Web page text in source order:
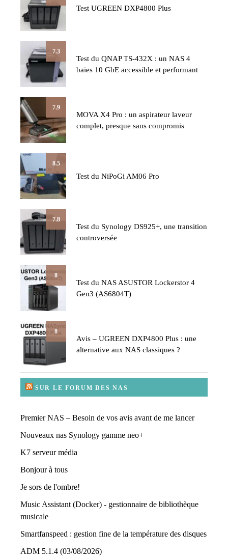
Test UGREEN DXP4800 Plus
7.3
Test du QNAP TS-432X : un NAS 4
baies 10 GbE accessible et performant
7.9
MOVA X4 Pro : un aspirateur laveur
complet, presque sans compromis
8.5
Test du NiPoGi AM06 Pro
7.8
Test du Synology DS925+, une transition
controversée
8
Test du NAS ASUSTOR Lockerstor 4
Gen3 (AS6804T)
8
Avis – UGREEN DXP4800 Plus : une
alternative aux NAS classiques ?
SUR LE FORUM DES NAS
Premier NAS – Besoin de vos avis avant de me lancer
Nouveaux nas Synology gamme neo+
K7 serveur média
Bonjour à tous
Je sors de l'ombre!
Music Assistant (Docker) - gestionnaire de bibliothèque
musicale
Smartfanspeed : gestion fine de la température des disques
ADM 5.1.4 (03/08/2026)